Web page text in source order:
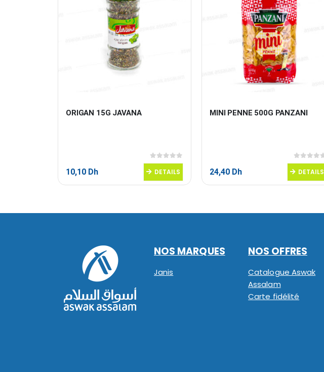
ORIGAN 15G JAVANA
0sur 5
10,10 Dh DETAILS
MINI PENNE 500G PANZANI
0sur 5
24,40 Dh DETAILS
NOS MARQUES
Janis
NOS OFFRES
Catalogue Aswak
Assalam
Carte fidélité